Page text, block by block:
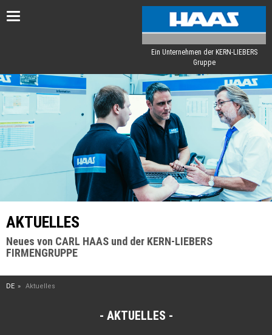
Toggle
Ein Unternehmen der KERN-LIEBERS
Gruppe
AKTUELLES
Neues von CARL HAAS und der KERN-LIEBERS
FIRMENGRUPPE
DE Aktuelles
AKTUELLES